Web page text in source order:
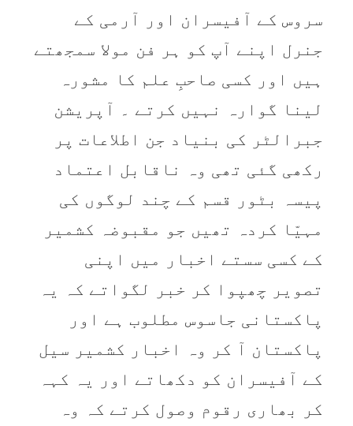
سروس کے آفیسران اور آرمی کے
جنرل اپنے آپ کو ہر فن مولا سمجھتے
ہیں اور کسی صاحبِ علم کا مشورہ
لینا گوارہ نہیں کرتے ۔ آپریشن
جبرالٹر کی بنیاد جن اطلاعات پر
رکھی گئی تھی وہ ناقابل اعتماد
پیسہ بٹور قسم کے چند لوگوں کی
مہیّا کردہ تھیں جو مقبوضہ کشمیر
کے کسی سستے اخبار میں اپنی
تصویر چھپوا کر خبر لگواتے کہ یہ
پاکستانی جاسوس مطلوب ہے اور
پاکستان آ کر وہ اخبار کشمیر سیل
کے آفیسران کو دکھاتے اور یہ کہہ
کر بھاری رقوم وصول کرتے کہ وہ